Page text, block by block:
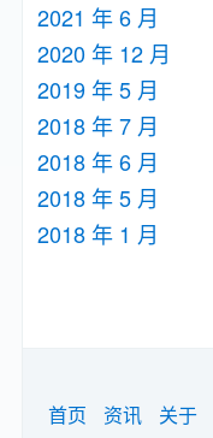
2021 年 6 月
2020 年 12 月
2019 年 5 月
2018 年 7 月
2018 年 6 月
2018 年 5 月
2018 年 1 月
首页 资讯 关于